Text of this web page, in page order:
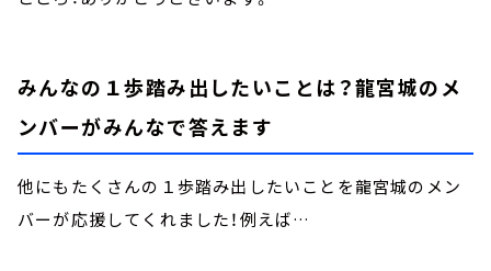
みんなの１歩踏み出したいことは？龍宮城のメ
ンバーがみんなで答えます
他にもたくさんの１歩踏み出したいことを龍宮城のメン
バーが応援してくれました！例えば…